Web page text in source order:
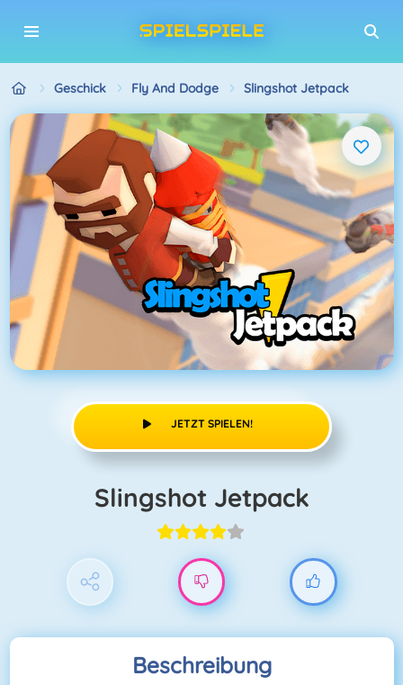
Geschick Fly And Dodge Slingshot Jetpack
JETZT SPIELEN!
Slingshot Jetpack
Beschreibung